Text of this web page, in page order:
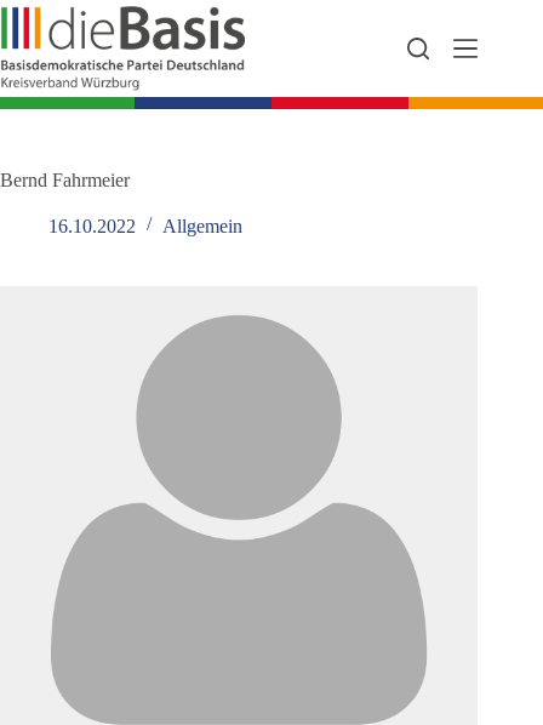
Zum
springen
Bernd Fahrmeier
16.10.2022 Allgemein